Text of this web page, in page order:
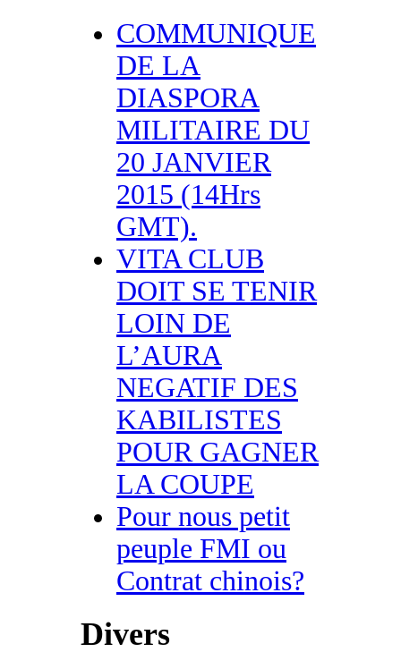
COMMUNIQUE
DE LA
DIASPORA
MILITAIRE DU
20 JANVIER
2015 (14Hrs
GMT).
VITA CLUB
DOIT SE TENIR
LOIN DE
L’AURA
NEGATIF DES
KABILISTES
POUR GAGNER
LA COUPE
Pour nous petit
peuple FMI ou
Contrat chinois?
Divers